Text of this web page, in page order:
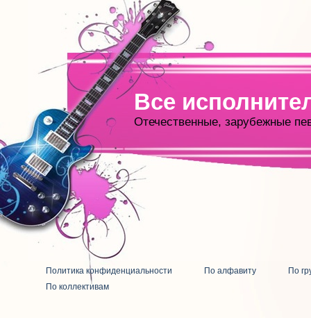
Все
Отечественные, зарубежные
Политика конфиденциальности По алфавиту
По
По коллективам